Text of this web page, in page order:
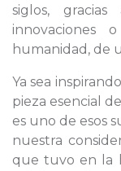
siglos,
innovaciones
humanidad, de
Ya sea
pieza esencial
es uno de esos
nuestra
que tuvo en la